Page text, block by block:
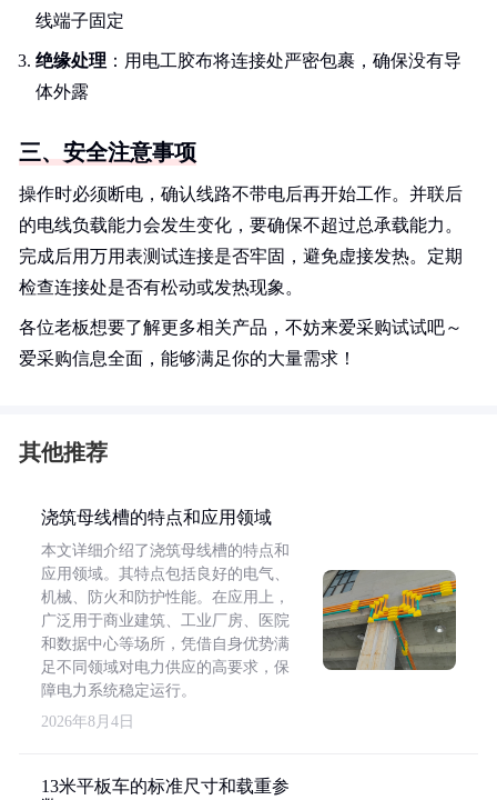
线端子固定
绝缘处理 ：用电工胶布将连接处严密包裹，确保没有导
体外露
三、安全注意事项
操作时必须断电，确认线路不带电后再开始工作。并联后
的电线负载能力会发生变化，要确保不超过总承载能力。
完成后用万用表测试连接是否牢固，避免虚接发热。定期
检查连接处是否有松动或发热现象。
各位老板想要了解更多相关产品，不妨来爱采购试试吧～
爱采购信息全面，能够满足你的大量需求！
其他推荐
浇筑母线槽的特点和应用领域
本文详细介绍了浇筑母线槽的特点和
应用领域。其特点包括良好的电气、
机械、防火和防护性能。在应用上，
广泛用于商业建筑、工业厂房、医院
和数据中心等场所，凭借自身优势满
足不同领域对电力供应的高要求，保
障电力系统稳定运行。
2026年8月4日
13米平板车的标准尺寸和载重参